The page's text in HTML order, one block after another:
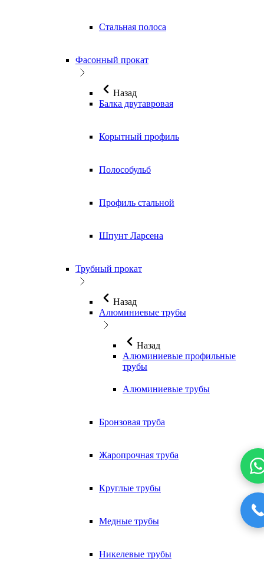
Стальная полоса
Фасонный прокат
Назад
Балка двутавровая
Корытный профиль
Полособульб
Профиль стальной
Шпунт Ларсена
Трубный прокат
Назад
Алюминиевые трубы
Назад
Алюминиевые профильные
трубы
Алюминиевые трубы
Бронзовая труба
Жаропрочная труба
Круглые трубы
Медные трубы
Никелевые трубы